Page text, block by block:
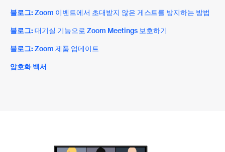
블로그:Zoom 이벤트에서 초대받지 않은 게스트를 방지하는 방법
블로그:대기실 기능으로 Zoom Meetings 보호하기
블로그:Zoom 제품 업데이트
암호화 백서